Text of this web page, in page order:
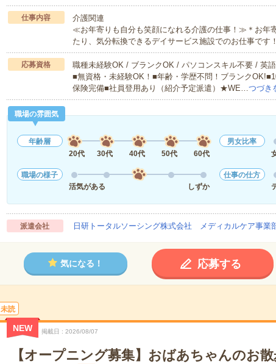
仕事内容
介護関連
≪お年寄りも自分も笑顔になれる介護の仕事！≫＊お年
たり、気分転換できるデイサービス施設でのお仕事です
応募資格
職種未経験OK / ブランクOK / パソコンスキル不要 / 英
■無資格・未経験OK！■年齢・学歴不問！ブランク
保険完備■社員登用あり（紹介予定派遣）★WE…つづき
職場の雰囲気
年齢層
20代
30代 40代 50代 60代
男女比率
職場の様子
活気がある
しずか
仕事の仕方
派遣会社 日研トータルソーシング株式会社 メディカルケア事業
気になる！ 応募する
未読
NEW 掲載日 2026/08/07
【オープニング募集】おばあちゃんのお